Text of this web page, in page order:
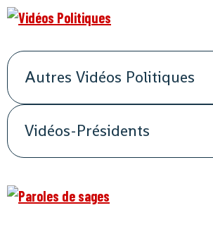
Autres Vidéos Politiques
Vidéos-Présidents